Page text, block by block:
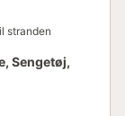
stranden
Sengetøj,